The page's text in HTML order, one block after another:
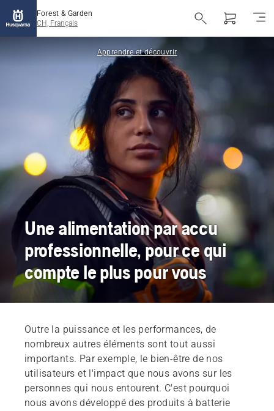
Forest & Garden
CH, Français
Apprendre et découvrir
Une alimentation par accu
professionnelle, pour ce qui
compte le plus pour vous
Outre la puissance et les performances, de
nombreux autres éléments sont tout aussi
importants. Par exemple, le bien-être de nos
utilisateurs et l'impact que nous avons sur les
personnes qui nous entourent. C'est pourquoi
nous avons développé des produits à batterie